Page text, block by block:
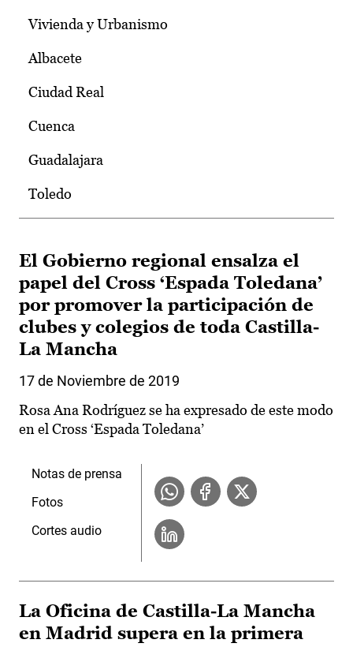
Vivienda y Urbanismo
Albacete
Ciudad Real
Cuenca
Guadalajara
Toledo
El Gobierno regional ensalza el
papel del Cross ‘Espada Toledana’
por promover la participación de
clubes y colegios de toda Castilla-
La Mancha
17 de Noviembre de 2019
Rosa Ana Rodríguez se ha expresado de este modo
en el Cross ‘Espada Toledana’
Notas de prensa
Fotos
Cortes audio
La Oficina de Castilla-La Mancha
en Madrid supera en la primera